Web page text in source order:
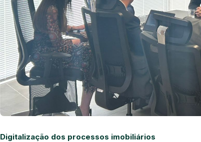
Digitalização dos processos imobiliários